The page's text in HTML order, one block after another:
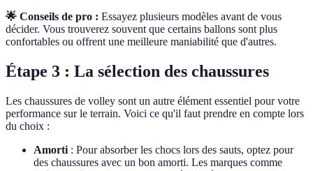
🌟 Conseils de pro : Essayez plusieurs modèles avant de vous
décider. Vous trouverez souvent que certains ballons sont plus
confortables ou offrent une meilleure maniabilité que d'autres.
Étape 3 : La sélection des chaussures
Les chaussures de volley sont un autre élément essentiel pour votre
performance sur le terrain. Voici ce qu'il faut prendre en compte lors
du choix :
Amorti : Pour absorber les chocs lors des sauts, optez pour
des chaussures avec un bon amorti. Les marques comme